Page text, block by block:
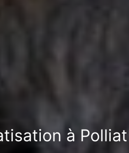
à Polliat